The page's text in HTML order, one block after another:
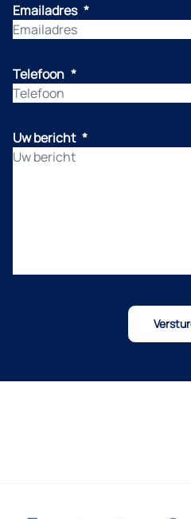
Emailadres *
Telefoon *
Uw bericht *